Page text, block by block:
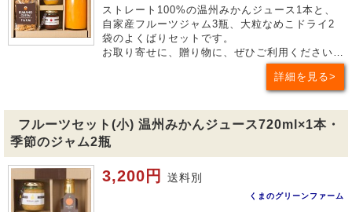
ストレート100%の温州みかんジュース1本と、
自家産フルーツジャム3瓶、大粒なめこドライ2
袋のよくばりセットです。
お取り寄せに、贈り物に、ぜひご利用ください…
詳細を見る
フルーツセット(小) 温州みかんジュース720ml×1本・
季節のジャム2瓶
3,200円 送料別
くまのグリーンファーム